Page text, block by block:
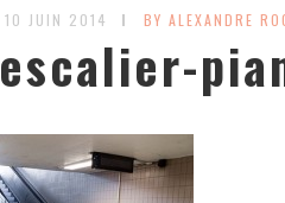
10 JUIN 2014 BY ALEXANDRE
escalier-